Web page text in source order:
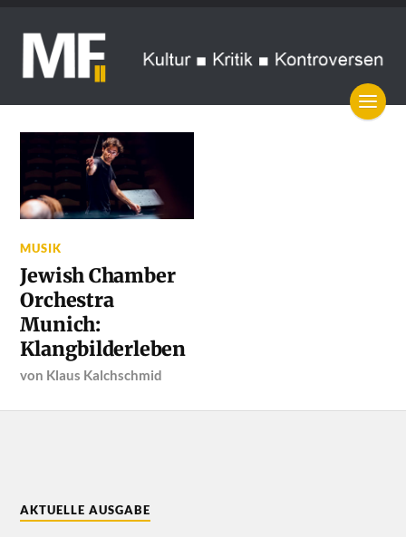
MUSIK
Jewish Chamber
Orchestra
Munich:
Klangbilderleben
von Klaus Kalchschmid
AKTUELLE AUSGABE